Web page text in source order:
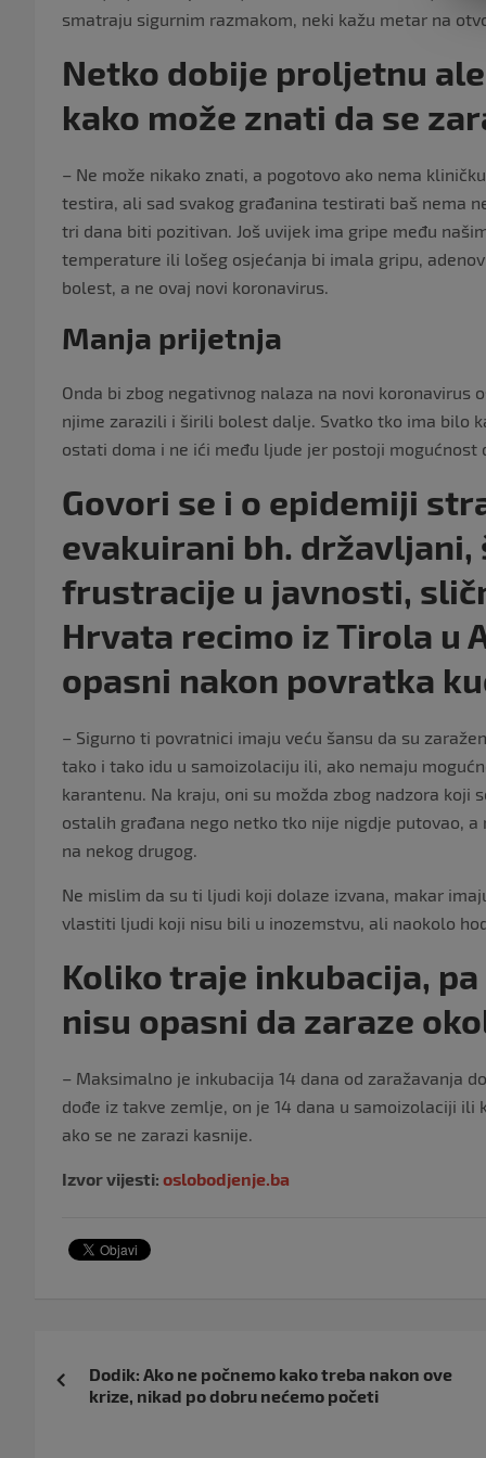
smatraju sigurnim razmakom, neki kažu metar na
Netko dobije proljetnu
kako može znati da se
– Ne može nikako znati, a pogotovo ako nema
testira, ali sad svakog građanina testirati baš nema
tri dana biti pozitivan. Još uvijek ima gripe među
temperature ili lošeg osjećanja bi imala gripu,
bolest, a ne ovaj novi koronavirus.
Manja prijetnja
Onda bi zbog negativnog nalaza na novi
njime zarazili i širili bolest dalje. Svatko tko ima bilo
ostati doma i ne ići među ljude jer postoji mogućnost
Govori se i o epidemiji
evakuirani bh.
frustracije u javnosti,
Hrvata recimo iz Tirola u
opasni nakon povratka
– Sigurno ti povratnici imaju veću šansu da su
tako i tako idu u samoizolaciju ili, ako nemaju
karantenu. Na kraju, oni su možda zbog nadzora
ostalih građana nego netko tko nije nigdje putovao,
na nekog drugog.
Ne mislim da su ti ljudi koji dolaze izvana, makar
vlastiti ljudi koji nisu bili u inozemstvu, ali naokolo
Koliko traje inkubacija,
nisu opasni da zaraze
– Maksimalno je inkubacija 14 dana od zaražavanja
dođe iz takve zemlje, on je 14 dana u samoizolaciji
ako se ne zarazi kasnije.
Izvor vijesti: oslobodjenje.ba
objava
Dodik: Ako ne počnemo kako treba nakon ove
krize, nikad po dobru nećemo početi